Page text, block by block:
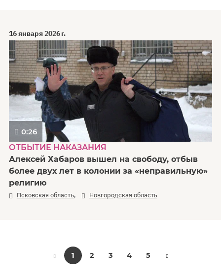
16 января 2026 г.
0:26
ОТБЫТИЕ НАКАЗАНИЯ
Алексей Хабаров вышел на свободу, отбыв
более двух лет в колонии за «неправильную»
религию
Псковская область, Новгородская область
1 2 3 4 5